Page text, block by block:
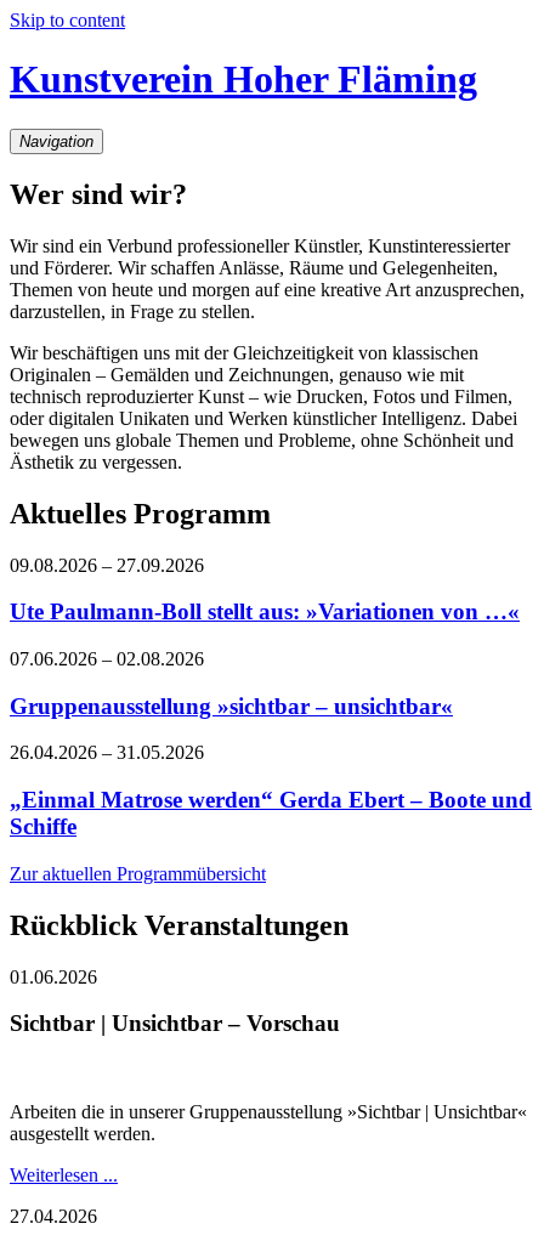
Skip to content
Kunstverein Hoher Fläming
Navigation
Wer sind wir?
Wir sind ein Verbund professioneller Künstler, Kunstinteressierter
und Förderer. Wir schaffen Anlässe, Räume und Gelegenheiten,
Themen von heute und morgen auf eine kreative Art anzusprechen,
darzustellen, in Frage zu stellen.
Wir beschäftigen uns mit der Gleichzeitigkeit von klassischen
Originalen – Gemälden und Zeichnungen, genauso wie mit
technisch reproduzierter Kunst – wie Drucken, Fotos und Filmen,
oder digitalen Unikaten und Werken künstlicher Intelligenz. Dabei
bewegen uns globale Themen und Probleme, ohne Schönheit und
Ästhetik zu vergessen.
Aktuelles Programm
09.08.2026 – 27.09.2026
Ute Paulmann-Boll stellt aus: »Variationen von …«
07.06.2026 – 02.08.2026
Gruppenausstellung »sichtbar – unsichtbar«
26.04.2026 – 31.05.2026
„Einmal Matrose werden“ Gerda Ebert – Boote und
Schiffe
Zur aktuellen Programmübersicht
Rückblick Veranstaltungen
01.06.2026
Sichtbar | Unsichtbar – Vorschau
Arbeiten die in unserer Gruppenausstellung »Sichtbar | Unsichtbar«
ausgestellt werden.
Weiterlesen ...
27.04.2026